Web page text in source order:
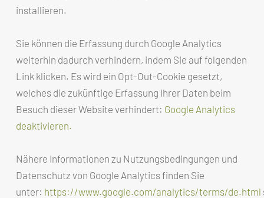
installieren.
Sie können die Erfassung durch Google Analytics
weiterhin dadurch verhindern, indem Sie auf folgenden
Link klicken. Es wird ein Opt-Out-Cookie gesetzt,
welches die zukünftige Erfassung Ihrer Daten beim
Besuch dieser Website verhindert: Google Analytics
deaktivieren.
Nähere Informationen zu Nutzungsbedingungen und
Datenschutz von Google Analytics finden Sie
unter: https://www.google.com/analytics/terms/de.html